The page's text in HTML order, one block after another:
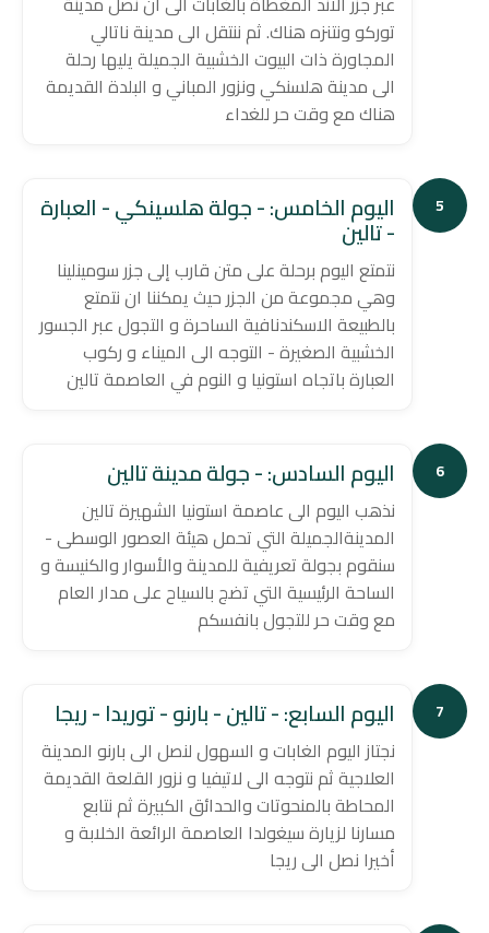
توركو ونتنزه هناك. ثم ننتقل الى مدينة ناتالي
المجاورة ذات البيوت الخشبية الجميلة يليها رحلة
الى مدينة هلسنكي ونزور المباني و البلدة القديمة
هناك مع وقت حر للغداء
5 اليوم الخامس: - جولة هلسينكي - العبارة
- تالين
نتمتع اليوم برحلة على متن قارب إلى جزر سومينلينا
وهي مجموعة من الجزر حيث يمكننا ان نتمتع
بالطبيعة الاسكندنافية الساحرة و التجول عبر الجسور
الخشبية الصغيرة - التوجه الى الميناء و ركوب
العبارة باتجاه استونيا و النوم في العاصمة تالين
6 اليوم السادس: - جولة مدينة تالين
نذهب اليوم الى عاصمة استونيا الشهيرة تالين
المدينةالجميلة التي تحمل هيئة العصور الوسطى -
سنقوم بجولة تعريفية للمدينة والأسوار والكنيسة و
الساحة الرئيسية التي تضج بالسياح على مدار العام
مع وقت حر للتجول بانفسكم
7 اليوم السابع: - تالين - بارنو - توريدا - ريجا
نجتاز اليوم الغابات و السهول لنصل الى بارنو المدينة
العلاجية ثم نتوجه الى لاتيفيا و نزور القلعة القديمة
المحاطة بالمنحوتات والحدائق الكبيرة ثم نتابع
مسارنا لزيارة سيغولدا العاصمة الرائعة الخلابة و
أخيرا نصل الى ريجا